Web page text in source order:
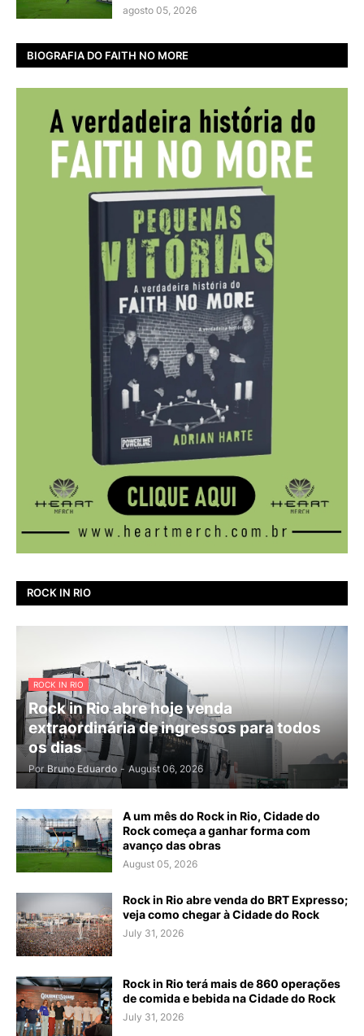
agosto 05, 2026
BIOGRAFIA DO FAITH NO MORE
ROCK IN RIO
ROCK IN RIO
Rock in Rio abre hoje venda
extraordinária de ingressos para todos
os dias
Por Bruno Eduardo - August 06, 2026
A um mês do Rock in Rio, Cidade do
Rock começa a ganhar forma com
avanço das obras
August 05, 2026
Rock in Rio abre venda do BRT Expresso;
veja como chegar à Cidade do Rock
July 31, 2026
Rock in Rio terá mais de 860 operações
de comida e bebida na Cidade do Rock
July 31, 2026